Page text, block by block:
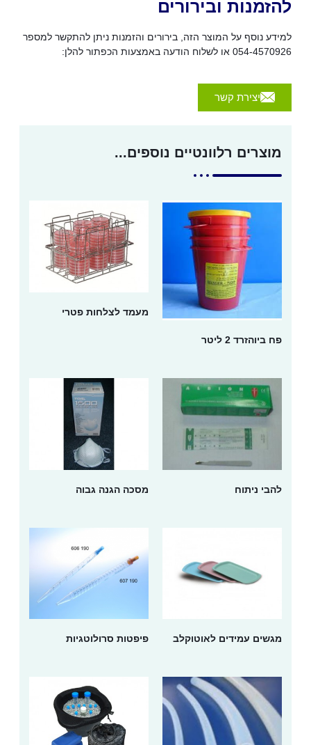
להזמנות ובירורים
למידע נוסף על המוצר הזה, בירורים והזמנות ניתן להתקשר למספר
054-4570926 או לשלוח הודעה באמצעות הכפתור להלן:
יצירת קשר
מוצרים רלוונטיים נוספים...
פח ביוהזרד 2 ליטר
מעמד לצלחות פטרי
להבי ניתוח מסכה הגנה גבוה
מגשים עמידים לאוטוקלב פיפטות סרולוטגיות